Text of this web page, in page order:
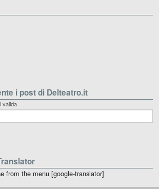
i post di Delteatro.it
valida
from the menu [google-translator]